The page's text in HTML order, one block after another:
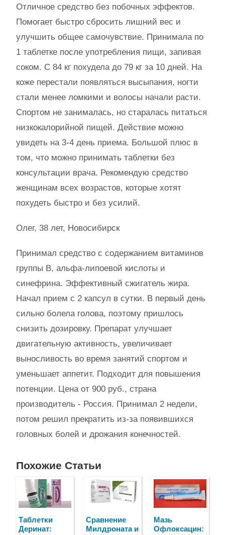
Отличное средство без побочных эффектов.
Помогает быстро сбросить лишний вес и
улучшить общее самочувствие. Принимала по
1 таблетке после употребления пищи, запивая
соком. С 84 кг похудела до 79 кг за 10 дней. На
коже перестали появляться высыпания, ногти
стали менее ломкими и волосы начали расти.
Спортом не занималась, но старалась питаться
низкокалорийной пищей. Действие можно
увидеть на 3-4 день приема. Большой плюс в
том, что можно принимать таблетки без
консультации врача. Рекомендую средство
женщинам всех возрастов, которые хотят
похудеть быстро и без усилий.
Олег, 38 лет, Новосибирск
Принимал средство с содержанием витаминов
группы B, альфа-липоевой кислоты и
синефрина. Эффективный сжигатель жира.
Начал прием с 2 капсул в сутки. В первый день
сильно болела голова, поэтому пришлось
снизить дозировку. Препарат улучшает
двигательную активность, увеличивает
выносливость во время занятий спортом и
уменьшает аппетит. Подходит для повышения
потенции. Цена от 900 руб., страна
производитель - Россия. Принимал 2 недели,
потом решил прекратить из-за появившихся
головных болей и дрожания конечностей.
Похожие Статьи
Таблетки
Деринат:
Сравнение
Милдроната и
Мазь
Офлоксацин: